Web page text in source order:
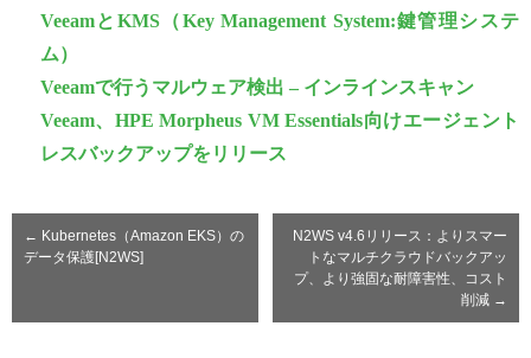
VeeamとKMS（Key Management System:鍵管理システ
ム）
Veeamで行うマルウェア検出 – インラインスキャン
Veeam、HPE Morpheus VM Essentials向けエージェント
レスバックアップをリリース
← Kubernetes（Amazon EKS）の
データ保護[N2WS]
N2WS v4.6リリース：よりスマー
トなマルチクラウドバックアッ
プ、より強固な耐障害性、コスト
削減 →